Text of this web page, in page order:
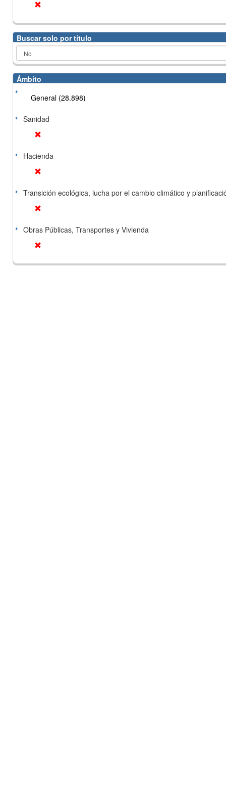
Buscar solo por título
Ámbito
General (28.898)
Sanidad
Hacienda
Transición ecológica, lucha por el cambio climático y
Obras Públicas, Transportes y Vivienda